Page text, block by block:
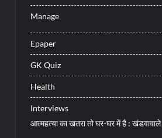
Manage
Epaper
GK Quiz
Health
Interviews
आत्महत्या का खतरा तो घर-घर में है : खंडवावाले